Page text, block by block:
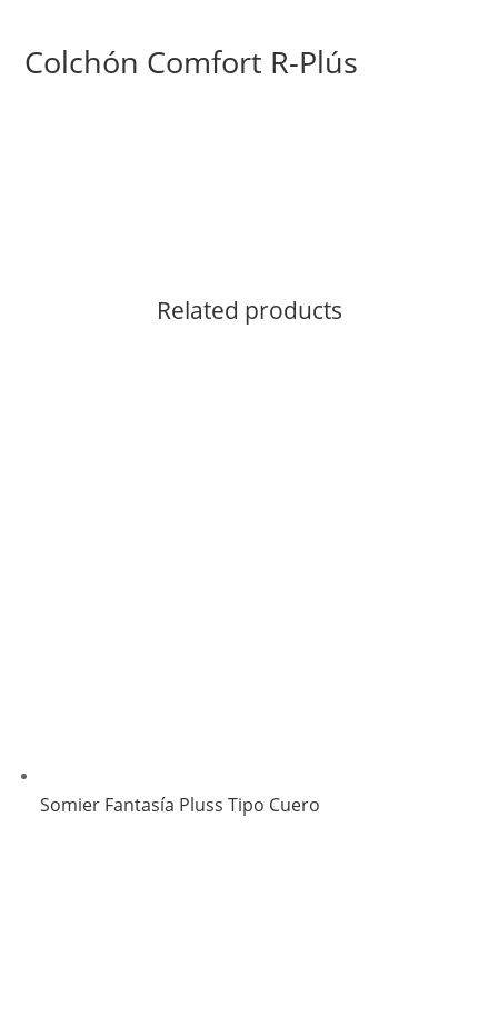
Colchón Comfort R-Plús
Related products
Somier Fantasía Pluss Tipo Cuero